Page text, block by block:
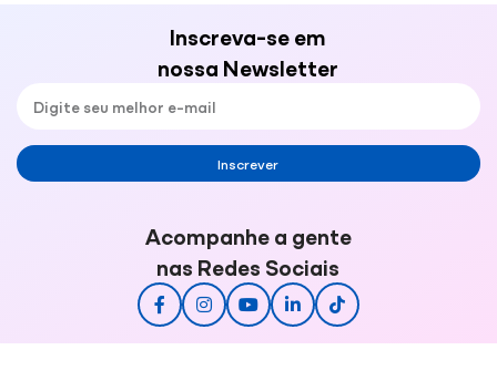
Inscreva-se em
nossa Newsletter
Inscrever
Acompanhe a gente
nas Redes Sociais